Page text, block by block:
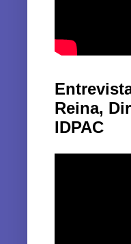
Reina,
IDPAC